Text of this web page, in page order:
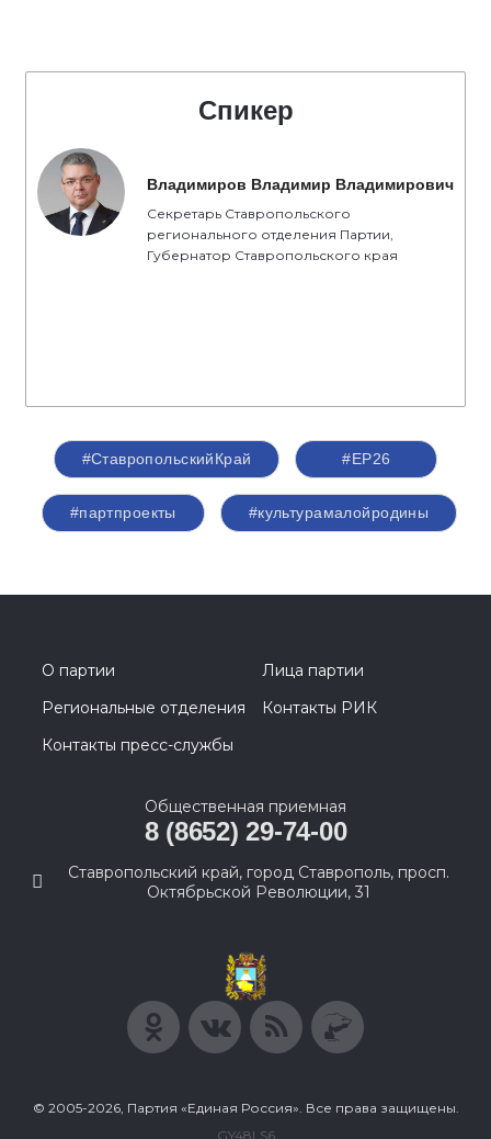
Спикер
Владимиров Владимир Владимирович
Секретарь Ставропольского
регионального отделения Партии,
Губернатор Ставропольского края
#СтавропольскийКрай #ЕР26
#партпроекты #культурамалойродины
О партии
Лица партии
Региональные отделения
Контакты РИК
Контакты пресс-службы
Общественная приемная
8 (8652) 29-74-00
Ставропольский край, город Ставрополь, просп.
Октябрьской Революции, 31
© 2005-2026, Партия «Единая Россия». Все права защищены.
GY48LS6